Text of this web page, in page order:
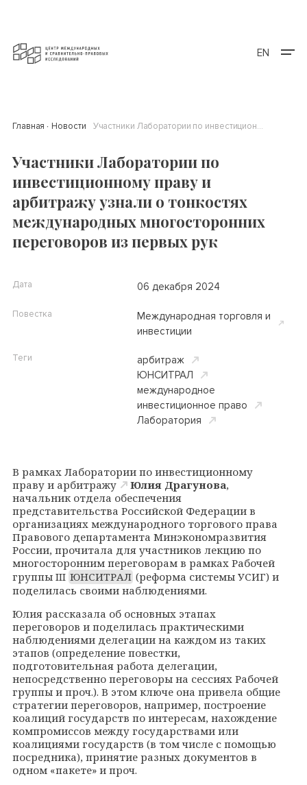
EN
Главная Новости Участники Лаборатории по инвестиционному праву и арбитражу узнали о тонкостях международных многосторонних переговоров из первых рук
Участники Лаборатории по
инвестиционному праву и
арбитражу узнали о тонкостях
международных многосторонних
переговоров из первых рук
В рамках Лаборатории по инвестиционному
праву и арбитражу
Юлия Драгунова,
начальник отдела обеспечения
представительства Российской Федерации в
организациях международного торгового права
Правового департамента Минэкономразвития
России, прочитала для участников лекцию по
многосторонним переговорам в рамках Рабочей
группы III ЮНСИТРАЛ (реформа системы УСИГ) и
поделилась своими наблюдениями.
Юлия рассказала об основных этапах
переговоров и поделилась практическими
наблюдениями делегации на каждом из таких
этапов (определение повестки,
подготовительная работа делегации,
непосредственно переговоры на сессиях Рабочей
группы и проч.). В этом ключе она привела общие
стратегии переговоров, например, построение
коалиций государств по интересам, нахождение
компромиссов между государствами или
коалициями государств (в том числе с помощью
посредника), принятие разных документов в
одном «пакете» и проч.
Дата 06 декабря 2024
Повестка
Международная торговля и
инвестиции
Теги
арбитраж
ЮНСИТРАЛ
международное
инвестиционное право
Лаборатория